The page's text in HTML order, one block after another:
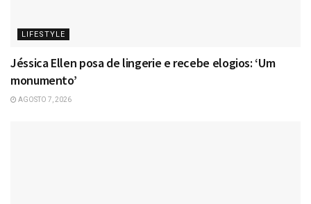
LIFESTYLE
Jéssica Ellen posa de lingerie e recebe elogios: ‘Um
monumento’
AGOSTO 7, 2026